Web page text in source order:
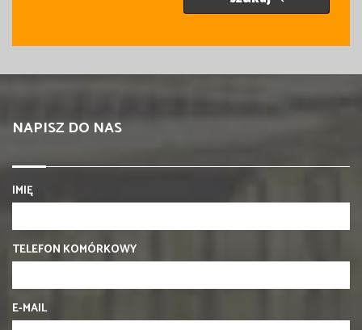
NAPISZ DO NAS
IMIĘ
TELEFON KOMÓRKOWY
E-MAIL